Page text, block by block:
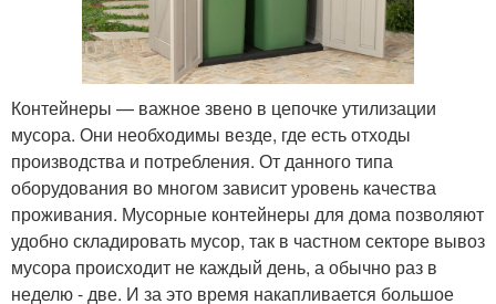
Контейнеры — важное звено в цепочке утилизации
мусора. Они необходимы везде, где есть отходы
производства и потребления. От данного типа
оборудования во многом зависит уровень качества
проживания. Мусорные контейнеры для дома позволяют
удобно складировать мусор, так в частном секторе вывоз
мусора происходит не каждый день, а обычно раз в
неделю - две. И за это время накапливается большое